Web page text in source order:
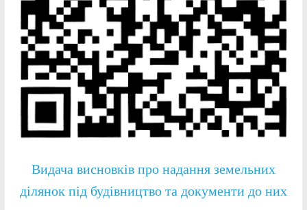
Видача висновків про надання земельних
ділянок під будівництво та документи до них